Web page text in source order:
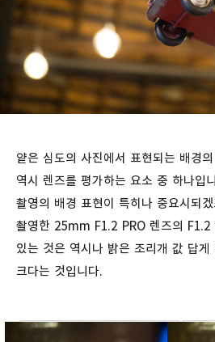
얕은 심도의 사진에서 표현되는 배경
역시 렌즈를 평가하는 요소 중 하나입
촬영의 배경 표현이 특히나 중요시되
촬영한 25mm F1.2 PRO 렌즈의 F1.2
있는 것은 역시나 밝은 조리개 값 답게
크다는 것입니다.